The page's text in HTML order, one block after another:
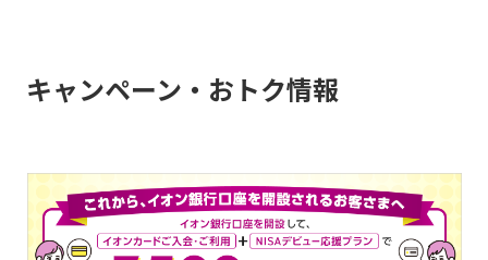
キャンペーン・おトク情報